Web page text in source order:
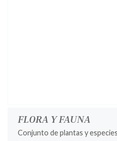
FLORA Y FAUNA
Conjunto de plantas y